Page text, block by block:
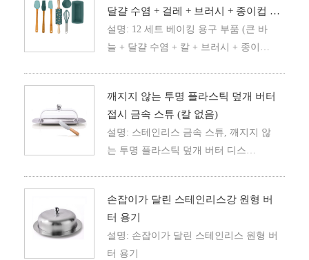
달걀 수염 + 걸레 + 브러시 + 종이컵 케
이크 몰드 + 케이크 몰드 포함)
설명: 12 세트 베이킹 용구 부품 (큰 바
늘 + 달걀 수염 + 칼 + 브러시 + 종이
깨지지 않는 투명 플라스틱 덮개 버터
접시 금속 스튜 (칼 없음)
설명: 스테인리스 금속 스튜, 깨지지 않
는 투명 플라스틱 덮개 버터 디스
손잡이가 달린 스테인리스강 원형 버
터 용기
설명: 손잡이가 달린 스테인리스 원형 버
터 용기